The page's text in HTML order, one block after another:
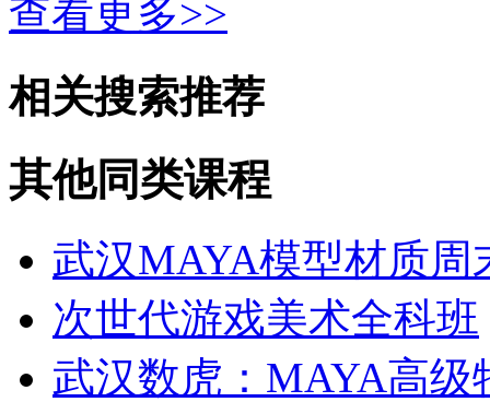
查看更多>>
相关搜索推荐
其他同类课程
武汉MAYA模型材质周
次世代游戏美术全科班
武汉数虎：MAYA高级